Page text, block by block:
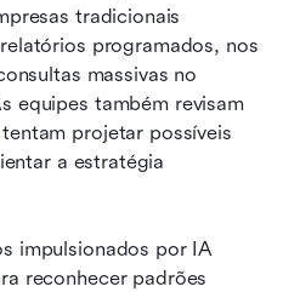
tradicionais
programados, nos
massivas no
equipes também revisam
projetar possíveis
a estratégia
impulsionados por IA
reconhecer padrões